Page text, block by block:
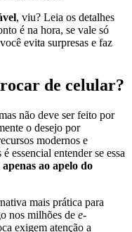
, viu? Leia os detalhes
é na hora, se vale só
evita surpresas e faz
de celular?
não deve ser feito por
o desejo por
modernos e
essencial entender se essa
ao apelo do
mais prática para
nos milhões de e-
exigem atenção a